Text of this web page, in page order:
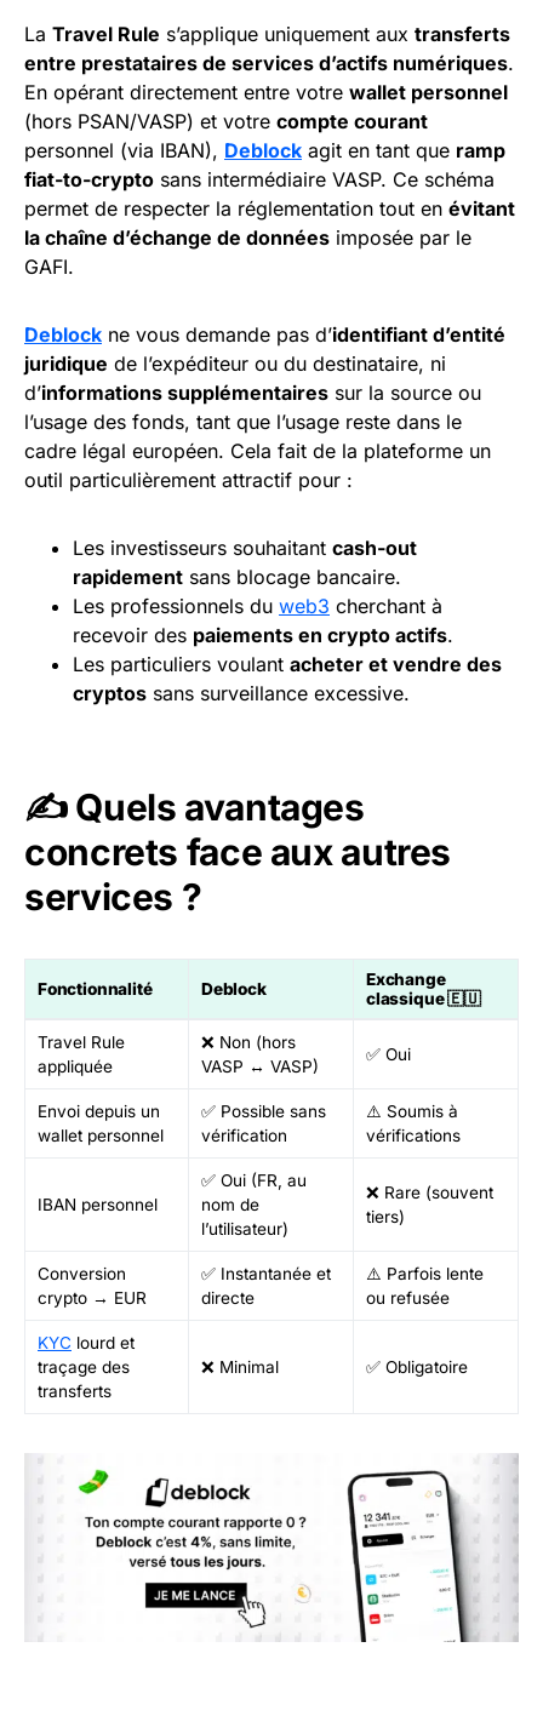
La Travel Rule s’applique uniquement aux transferts
entre prestataires de services d’actifs numériques.
En opérant directement entre votre wallet personnel
(hors PSAN/VASP) et votre compte courant
personnel (via IBAN), Deblock agit en tant que ramp
fiat-to-crypto sans intermédiaire VASP. Ce schéma
permet de respecter la réglementation tout en évitant
la chaîne d’échange de données imposée par le
GAFI.
Deblock ne vous demande pas d’identifiant d’entité
juridique de l’expéditeur ou du destinataire, ni
d’informations supplémentaires sur la source ou
l’usage des fonds, tant que l’usage reste dans le
cadre légal européen. Cela fait de la plateforme un
outil particulièrement attractif pour :
Les investisseurs souhaitant cash-out
rapidement sans blocage bancaire.
Les professionnels du web3 cherchant à
recevoir des paiements en crypto actifs.
Les particuliers voulant acheter et vendre des
cryptos sans surveillance excessive.
✍️ Quels avantages
concrets face aux autres
services ?
Fonctionnalité Deblock
Exchange
classique 🇪🇺
Travel Rule
appliquée
❌ Non (hors
VASP ↔ VASP)
✅ Oui
Envoi depuis un
wallet personnel
✅ Possible sans
vérification
⚠️ Soumis à
vérifications
IBAN personnel
✅ Oui (FR, au
nom de
l’utilisateur)
❌ Rare (souvent
tiers)
Conversion
crypto → EUR
✅ Instantanée et
directe
⚠️ Parfois lente
ou refusée
KYC lourd et
traçage des
transferts
❌ Minimal ✅ Obligatoire